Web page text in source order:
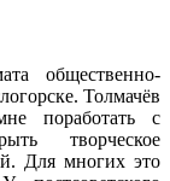
общественно-
Толмачёв
поработать с
творческое
Для многих это